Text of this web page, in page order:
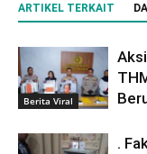
ARTIKEL TERKAIT
Berita Viral
.